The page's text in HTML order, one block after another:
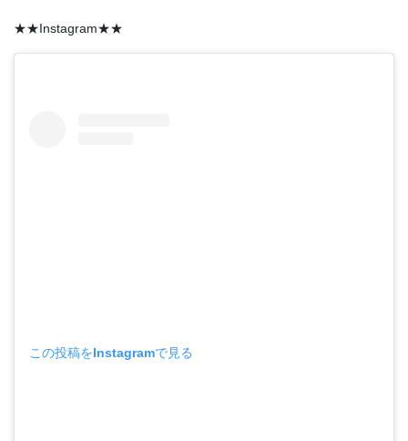
★★Instagram★★
この投稿をInstagramで見る